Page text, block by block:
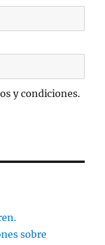
y condiciones.
sobre